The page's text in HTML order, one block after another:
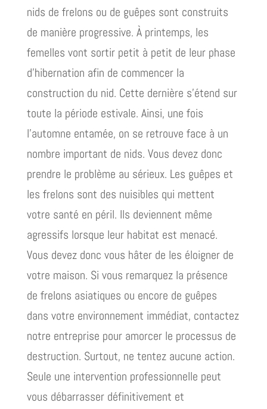
nids de frelons ou de guêpes sont construits
de manière progressive. À printemps, les
femelles vont sortir petit à petit de leur phase
d’hibernation afin de commencer la
construction du nid. Cette dernière s’étend sur
toute la période estivale. Ainsi, une fois
l’automne entamée, on se retrouve face à un
nombre important de nids. Vous devez donc
prendre le problème au sérieux. Les guêpes et
les frelons sont des nuisibles qui mettent
votre santé en péril. Ils deviennent même
agressifs lorsque leur habitat est menacé.
Vous devez donc vous hâter de les éloigner de
votre maison. Si vous remarquez la présence
de frelons asiatiques ou encore de guêpes
dans votre environnement immédiat, contactez
notre entreprise pour amorcer le processus de
destruction. Surtout, ne tentez aucune action.
Seule une intervention professionnelle peut
vous débarrasser définitivement et